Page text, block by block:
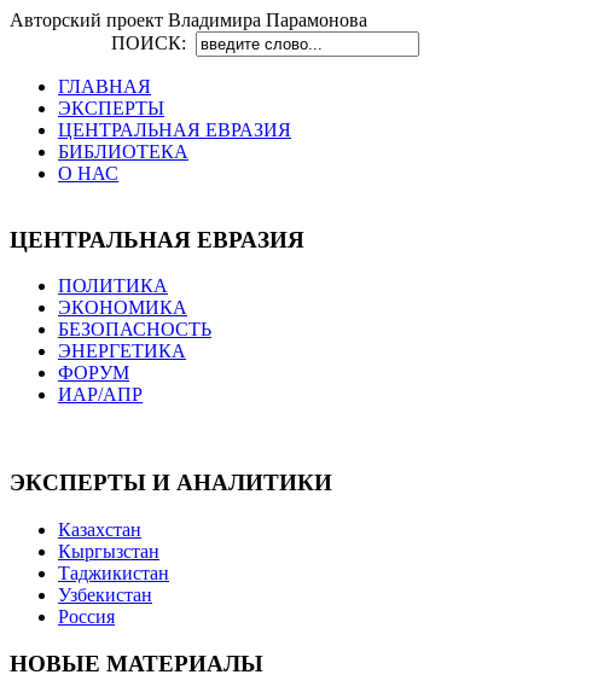
Авторский проект Владимира Парамонова
ПОИСК:
ГЛАВНАЯ
ЭКСПЕРТЫ
ЦЕНТРАЛЬНАЯ ЕВРАЗИЯ
БИБЛИОТЕКА
О НАС
ЦЕНТРАЛЬНАЯ ЕВРАЗИЯ
ПОЛИТИКА
ЭКОНОМИКА
БЕЗОПАСНОСТЬ
ЭНЕРГЕТИКА
ФОРУМ
ИАР/АПР
ЭКСПЕРТЫ И АНАЛИТИКИ
Казахстан
Кыргызстан
Таджикистан
Узбекистан
Россия
НОВЫЕ МАТЕРИАЛЫ